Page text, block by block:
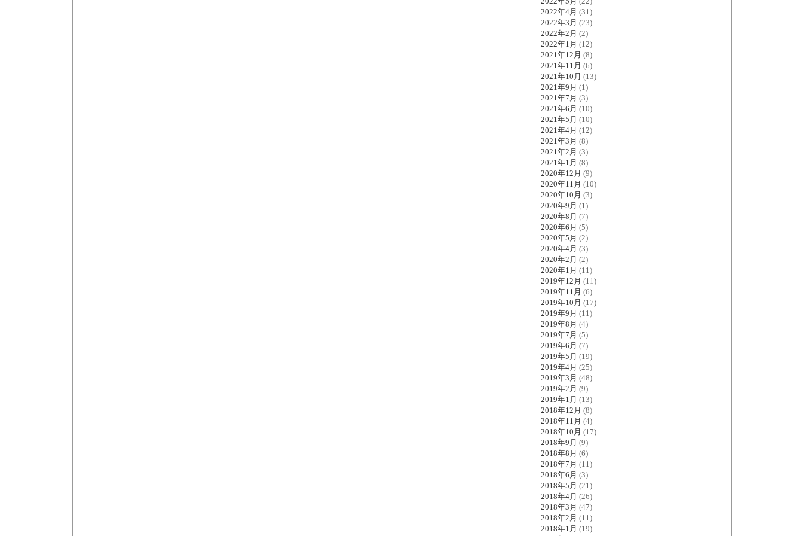
2022年4月 (31)
2022年3月 (23)
2022年2月 (2)
2022年1月 (12)
2021年12月 (8)
2021年11月 (6)
2021年10月 (13)
2021年9月 (1)
2021年7月 (3)
2021年6月 (10)
2021年5月 (10)
2021年4月 (12)
2021年3月 (8)
2021年2月 (3)
2021年1月 (8)
2020年12月 (9)
2020年11月 (10)
2020年10月 (3)
2020年9月 (1)
2020年8月 (7)
2020年6月 (5)
2020年5月 (2)
2020年4月 (3)
2020年2月 (2)
2020年1月 (11)
2019年12月 (11)
2019年11月 (6)
2019年10月 (17)
2019年9月 (11)
2019年8月 (4)
2019年7月 (5)
2019年6月 (7)
2019年5月 (19)
2019年4月 (25)
2019年3月 (48)
2019年2月 (9)
2019年1月 (13)
2018年12月 (8)
2018年11月 (4)
2018年10月 (17)
2018年9月 (9)
2018年8月 (6)
2018年7月 (11)
2018年6月 (3)
2018年5月 (21)
2018年4月 (26)
2018年3月 (47)
2018年2月 (11)
2018年1月 (19)